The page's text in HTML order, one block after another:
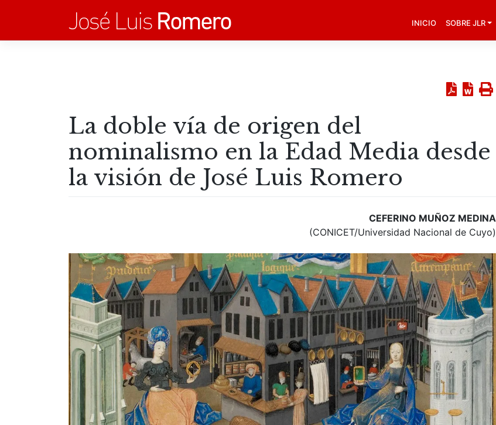
INICIO SOBRE JLR
La doble vía de origen del
nominalismo en la Edad Media desde
la visión de José Luis Romero
CEFERINO MUÑOZ MEDINA
(CONICET/Universidad Nacional de Cuyo)